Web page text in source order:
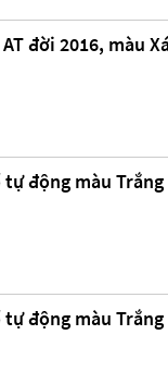
đời 2016, màu
tự động màu Trắng
tự động màu Trắng